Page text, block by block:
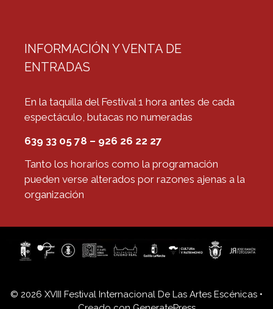
INFORMACIÓN Y VENTA DE
ENTRADAS
En la taquilla del Festival 1 hora antes de cada
espectáculo, butacas no numeradas
639 33 05 78 – 926 26 22 27
Tanto los horarios como la programación
pueden verse alterados por razones ajenas a la
organización
© 2026 XVIII Festival Internacional De Las Artes Escénicas •